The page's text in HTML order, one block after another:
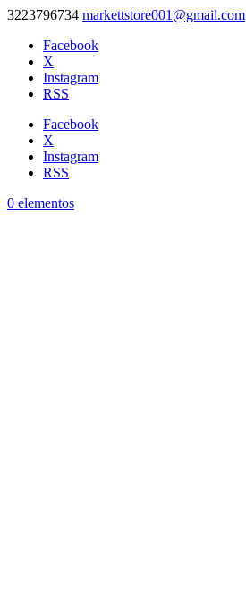
3223796734 markettstore001@gmail.com
Facebook
X
Instagram
RSS
Facebook
X
Instagram
RSS
0 elementos